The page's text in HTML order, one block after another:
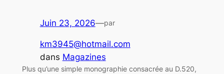
Juin 23, 2026—par
km3945@hotmail.com
dans Magazines
Plus qu’une simple monographie consacrée au D.520,